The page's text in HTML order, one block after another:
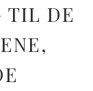
TIL DE